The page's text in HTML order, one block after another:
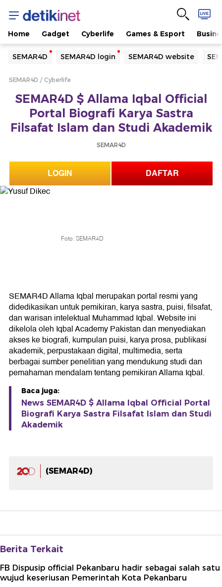
Home Gadget Cyberlife Games & Esport
SEMAR4D SEMAR4D login SEMAR4D website
Yang sedang ramai dicari
Loading...
Loading...
SEMAR4D Cyberlife
SEMAR4D $ Allama Iqbal Official
Portal Biografi Karya Sastra
Filsafat Islam dan Studi Akademik
SEMAR4D
LOGIN DAFTAR
Foto: SEMAR4D
SEMAR4D Allama Iqbal merupakan portal resmi yang
didedikasikan untuk pemikiran, karya sastra, puisi, filsafat,
dan warisan intelektual Muhammad Iqbal. Website ini
dikelola oleh Iqbal Academy Pakistan dan menyediakan
akses ke biografi, kumpulan puisi, karya prosa, publikasi
akademik, perpustakaan digital, multimedia, serta
berbagai sumber penelitian yang mendukung studi dan
pemahaman mendalam tentang pemikiran Allama Iqbal.
Baca juga:
News SEMAR4D $ Allama Iqbal Official Portal
Biografi Karya Sastra Filsafat Islam dan Studi
Akademik
(SEMAR4D)
Berita Terkait
FB Dispusip official Pekanbaru hadir sebagai salah satu
wujud keseriusan Pemerintah Kota Pekanbaru